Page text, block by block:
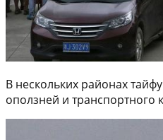
В нескольких районах
оползней и транспортного